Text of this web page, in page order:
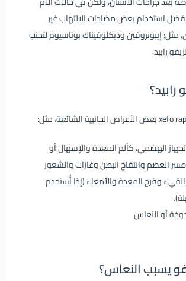
يفضل استخدام بعض مضادات الالتهاب غير
مثل: إيبوبروفين وديكلوفيناك بوتاسيوم لتجنب
رابيد.
رابيد؟
الهضمي، كألم المعدة والإسهال أو
العضم وانتفاخ البطن وغازات والشعور
القيء وقرح المعدة والأمعاء (إذا أُستخدم
أو النعاس.
يسبب النعاس؟